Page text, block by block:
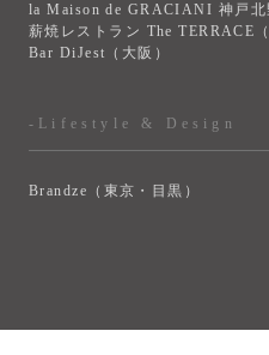
la Maison de GRACIANI 神戸北
薪焼レストラン The TERRACE（
Bar DiJest（大阪）
-Lifestyle & Design
Brandze（東京・目黒）